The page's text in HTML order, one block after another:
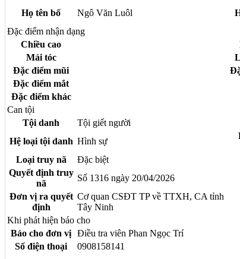
Họ tên bố
Ngô Văn Luôl
Đặc điểm nhận dạng
Chiều cao
Mái tóc
Đặc điểm mũi
Đặc điểm mắt
Đặc điểm khác
Can tội
Tội danh
Tội giết người
Hệ loại tội danh Hình sự
Loại truy nã
Đặc biệt
Quyết định truy
nã
Số 1316 ngày 20/04/2026
Đơn vị ra quyết
định
Cơ quan CSĐT TP về TTXH, CA tỉnh
Tây Ninh
Khi phát hiện báo cho
Báo cho đơn vị Điều tra viên Phan Ngọc Trí
Số điện thoại
0908158141